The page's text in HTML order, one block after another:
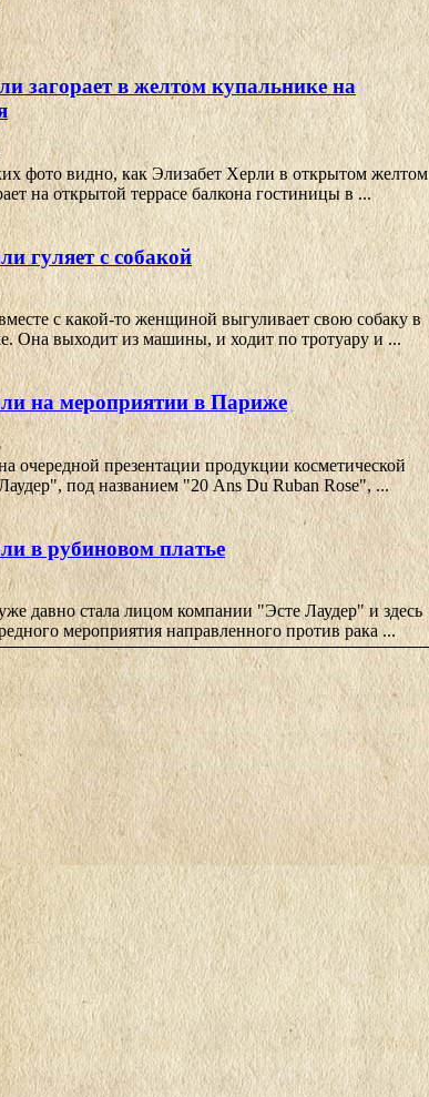
загорает в желтом купальнике на
фото видно, как Элизабет Херли в открытом желтом
на открытой террасе балкона гостиницы в ...
гуляет с собакой
с какой-то женщиной выгуливает свою собаку в
Она выходит из машины, и ходит по тротуару и ...
на мероприятии в Париже
очередной презентации продукции косметической
под названием "20 Ans Du Ruban Rose", ...
в рубиновом платье
давно стала лицом компании "Эсте Лаудер" и здесь
мероприятия направленного против рака ...